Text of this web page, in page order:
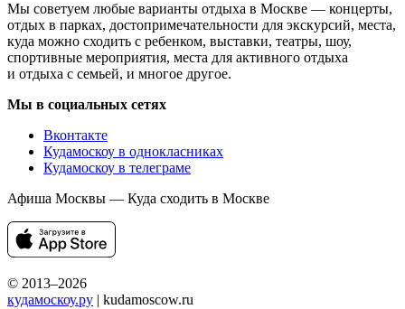
Мы советуем любые варианты отдыха в Москве — концерты,
отдых в парках, достопримечательности для экскурсий, места,
куда можно сходить с ребенком, выставки, театры, шоу,
спортивные мероприятия, места для активного отдыха
и отдыха с семьей, и многое другое.
Мы в социальных сетях
Вконтакте
Кудамоскоу в однокласниках
Кудамоскоу в телеграме
Афиша Москвы — Куда сходить в Москве
© 2013–2026
кудамоскоу.ру | kudamoscow.ru